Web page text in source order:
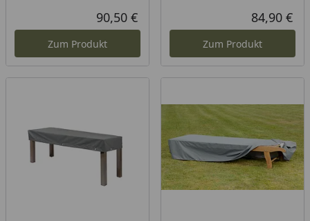
Aktueller Preis
90,50 €
Zum Produkt
84,90 €
Zum Produkt